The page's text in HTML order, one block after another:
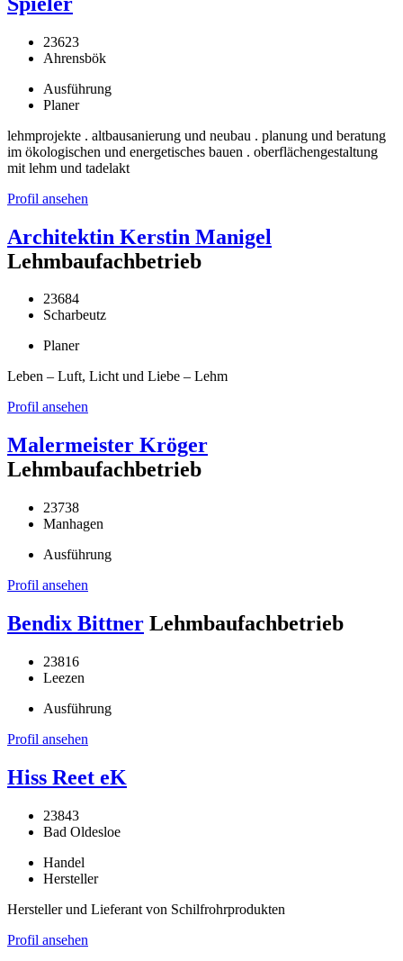
23623
Ahrensbök
Ausführung
Planer
lehmprojekte . altbausanierung und neubau . planung und beratung
im ökologischen und energetisches bauen . oberflächengestaltung
mit lehm und tadelakt
Profil ansehen
Architektin Kerstin Manigel
Lehmbaufachbetrieb
23684
Scharbeutz
Planer
Leben – Luft, Licht und Liebe – Lehm
Profil ansehen
Malermeister Kröger
Lehmbaufachbetrieb
23738
Manhagen
Ausführung
Profil ansehen
Bendix Bittner Lehmbaufachbetrieb
23816
Leezen
Ausführung
Profil ansehen
Hiss Reet eK
23843
Bad Oldesloe
Handel
Hersteller
Hersteller und Lieferant von Schilfrohrprodukten
Profil ansehen